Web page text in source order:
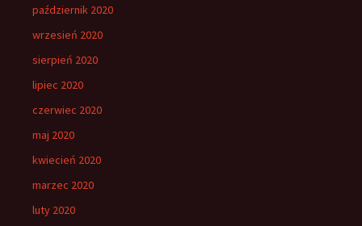
październik 2020
wrzesień 2020
sierpień 2020
lipiec 2020
czerwiec 2020
maj 2020
kwiecień 2020
marzec 2020
luty 2020